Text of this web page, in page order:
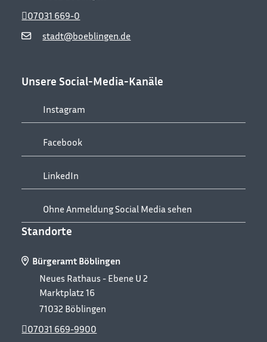
stadt@boeblingen.de
07031 669-0
Unsere Social-Media-Kanäle
Instagram
Facebook
LinkedIn
Ohne Anmeldung Social Media sehen
Standorte
Bürgeramt Böblingen
Neues Rathaus - Ebene U 2
Marktplatz 16
71032 Böblingen
07031 669-9900